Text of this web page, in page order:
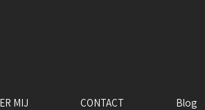
MIJ CONTACT Blog